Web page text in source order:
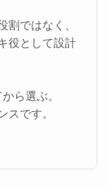
割ではなく、
役として設計
ら選ぶ。
スです。